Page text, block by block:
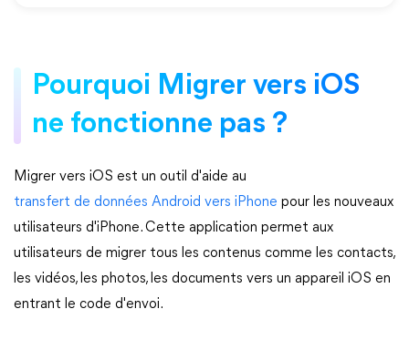
Pourquoi Migrer vers iOS
ne fonctionne pas ?
Migrer vers iOS est un outil d'aide au
transfert de données Android vers iPhone pour les nouveaux
utilisateurs d'iPhone. Cette application permet aux
utilisateurs de migrer tous les contenus comme les contacts,
les vidéos, les photos, les documents vers un appareil iOS en
entrant le code d'envoi.